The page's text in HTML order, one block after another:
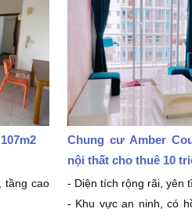
tầng cao
Chung cư Amber
nội thất cho thuê 10
- Diện tích rộng rãi, yên
- Khu vực an ninh, có